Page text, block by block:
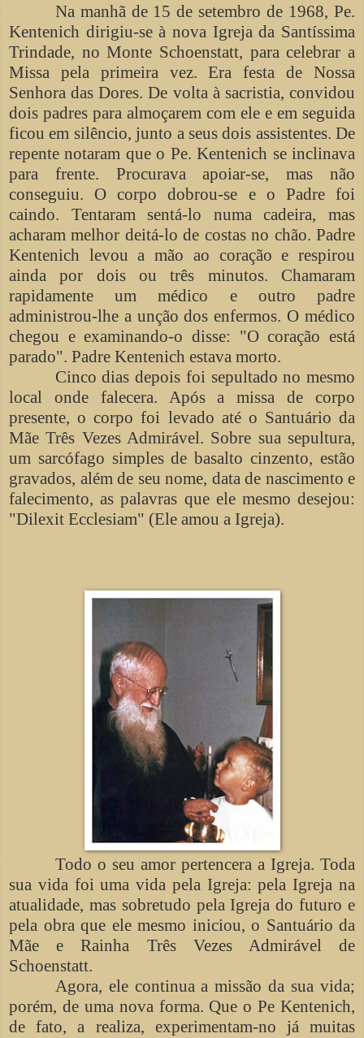
Na manhã de 15 de setembro de 1968, Pe.
Kentenich dirigiu-se à nova Igreja da Santíssima
Trindade, no Monte Schoenstatt, para celebrar a
Missa pela primeira vez. Era festa de Nossa
Senhora das Dores. De volta à sacristia, convidou
dois padres para almoçarem com ele e em seguida
ficou em silêncio, junto a seus dois assistentes. De
repente notaram que o Pe. Kentenich se inclinava
para frente. Procurava apoiar-se, mas não
conseguiu. O corpo dobrou-se e o Padre foi
caindo. Tentaram sentá-lo numa cadeira, mas
acharam melhor deitá-lo de costas no chão. Padre
Kentenich levou a mão ao coração e respirou
ainda por dois ou três minutos. Chamaram
rapidamente um médico e outro padre
administrou-lhe a unção dos enfermos. O médico
chegou e examinando-o disse: "O coração está
parado". Padre Kentenich estava morto.
Cinco dias depois foi sepultado no mesmo
local onde falecera. Após a missa de corpo
presente, o corpo foi levado até o Santuário da
Mãe Três Vezes Admirável. Sobre sua sepultura,
um sarcófago simples de basalto cinzento, estão
gravados, além de seu nome, data de nascimento e
falecimento, as palavras que ele mesmo desejou:
"Dilexit Ecclesiam" (Ele amou a Igreja).
Todo o seu amor pertencera a Igreja. Toda
sua vida foi uma vida pela Igreja: pela Igreja na
atualidade, mas sobretudo pela Igreja do futuro e
pela obra que ele mesmo iniciou, o Santuário da
Mãe e Rainha Três Vezes Admirável de
Schoenstatt.
Agora, ele continua a missão da sua vida;
porém, de uma nova forma. Que o Pe Kentenich,
de fato, a realiza, experimentam-no já muitas